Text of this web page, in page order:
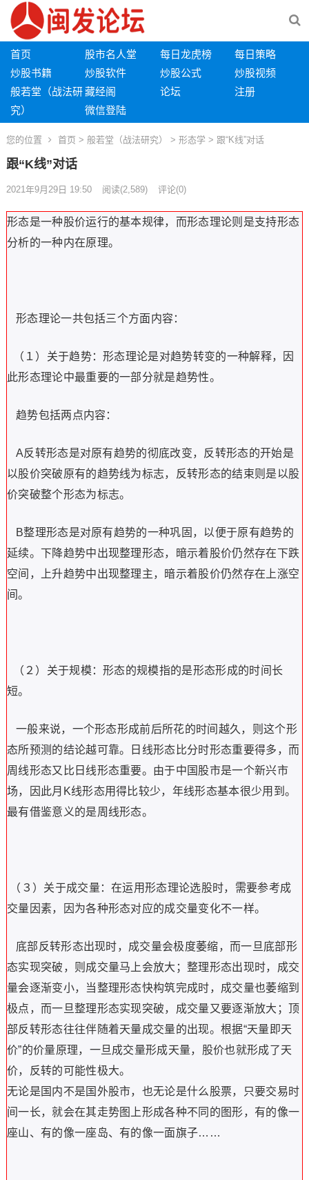
首页 股市名人堂 每日龙虎榜
每日策略
炒股书籍
炒股软件 炒股公式
炒股视频
般若堂（战法研
究）
藏经阁 论坛
注册
微信登陆
您的位置 首页 > 般若堂（战法研究） > 形态学 > 跟“K线”对话
跟“K线”对话
2021年9月29日 19:50 阅读(2,589) 评论(0)
形态是一种股价运行的基本规律，而形态理论则是支持形态
分析的一种内在原理。
形态理论一共包括三个方面内容：
（１）关于趋势：形态理论是对趋势转变的一种解释，因
此形态理论中最重要的一部分就是趋势性。
趋势包括两点内容：
A反转形态是对原有趋势的彻底改变，反转形态的开始是
以股价突破原有的趋势线为标志，反转形态的结束则是以股
价突破整个形态为标志。
B整理形态是对原有趋势的一种巩固，以便于原有趋势的
延续。下降趋势中出现整理形态，暗示着股价仍然存在下跌
空间，上升趋势中出现整理主，暗示着股价仍然存在上涨空
间。
（２）关于规模：形态的规模指的是形态形成的时间长
短。
一般来说，一个形态形成前后所花的时间越久，则这个形
态所预测的结论越可靠。日线形态比分时形态重要得多，而
周线形态又比日线形态重要。由于中国股市是一个新兴市
场，因此月K线形态用得比较少，年线形态基本很少用到。
最有借鉴意义的是周线形态。
（３）关于成交量：在运用形态理论选股时，需要参考成
交量因素，因为各种形态对应的成交量变化不一样。
底部反转形态出现时，成交量会极度萎缩，而一旦底部形
态实现突破，则成交量马上会放大；整理形态出现时，成交
量会逐渐变小，当整理形态快构筑完成时，成交量也萎缩到
极点，而一旦整理形态实现突破，成交量又要逐渐放大；顶
部反转形态往往伴随着天量成交量的出现。根据“天量即天
价”的价量原理，一旦成交量形成天量，股价也就形成了天
价，反转的可能性极大。
无论是国内不是国外股市，也无论是什么股票，只要交易时
间一长，就会在其走势图上形成各种不同的图形，有的像一
座山、有的像一座岛、有的像一面旗子……